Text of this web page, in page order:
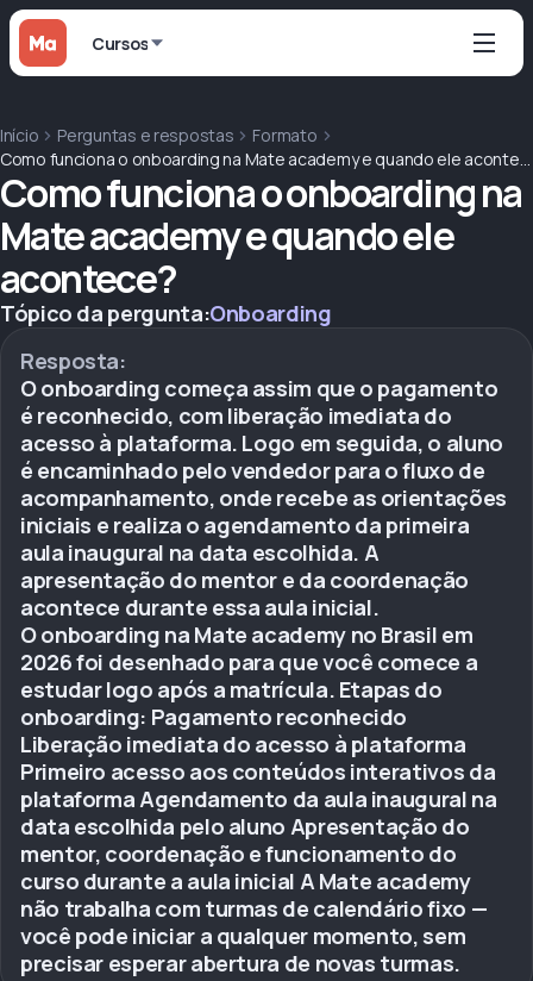
Cursos
Início Perguntas e respostas
Formato
Como funciona o onboarding na Mate academy e quando ele acontece?
Como funciona o onboarding na
Mate academy e quando ele
acontece?
Tópico da pergunta:Onboarding
Resposta:
O onboarding começa assim que o pagamento
é reconhecido, com liberação imediata do
acesso à plataforma. Logo em seguida, o aluno
é encaminhado pelo vendedor para o fluxo de
acompanhamento, onde recebe as orientações
iniciais e realiza o agendamento da primeira
aula inaugural na data escolhida. A
apresentação do mentor e da coordenação
acontece durante essa aula inicial.
O onboarding na Mate academy no Brasil em
2026 foi desenhado para que você comece a
estudar logo após a matrícula. Etapas do
onboarding: Pagamento reconhecido
Liberação imediata do acesso à plataforma
Primeiro acesso aos conteúdos interativos da
plataforma Agendamento da aula inaugural na
data escolhida pelo aluno Apresentação do
mentor, coordenação e funcionamento do
curso durante a aula inicial A Mate academy
não trabalha com turmas de calendário fixo —
você pode iniciar a qualquer momento, sem
precisar esperar abertura de novas turmas.